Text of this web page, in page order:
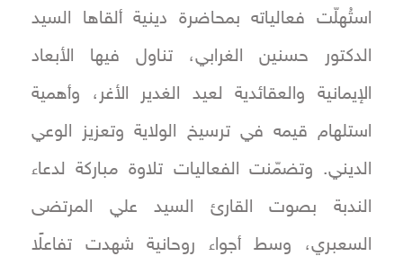
استُهلّت فعالياته بمحاضرة دينية ألقاها السيد
الدكتور حسنين الغرابي، تناول فيها الأبعاد
الإيمانية والعقائدية لعيد الغدير الأغر، وأهمية
استلهام قيمه في ترسيخ الولاية وتعزيز الوعي
الديني. وتضمّنت الفعاليات تلاوة مباركة لدعاء
الندبة بصوت القارئ السيد علي المرتضى
السعبري، وسط أجواء روحانية شهدت تفاعلًا